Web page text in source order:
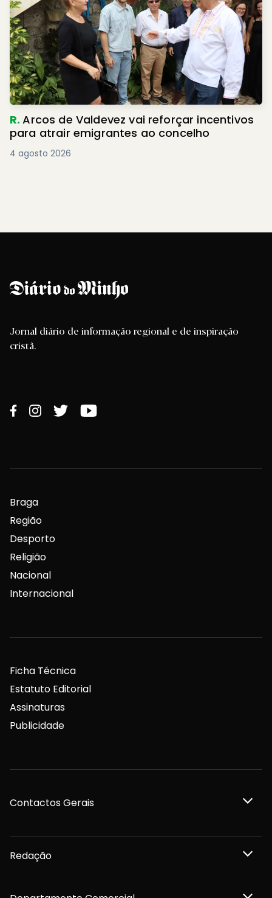
R.Arcos de Valdevez vai reforçar incentivos
para atrair emigrantes ao concelho
4 agosto 2026
Jornal diário de informação regional e de inspiração
cristã.
Braga
Região
Desporto
Religião
Nacional
Internacional
Ficha Técnica
Estatuto Editorial
Assinaturas
Publicidade
Contactos Gerais
Redação